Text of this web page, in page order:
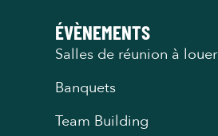
ÉVÈNEMENTS
Salles de réunion à louer
Banquets
Team Building